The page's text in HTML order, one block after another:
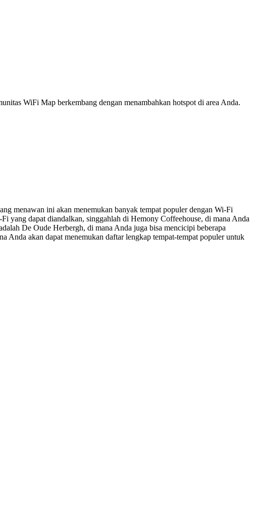
WiFi Map berkembang dengan menambahkan hotspot di area Anda.
menawan ini akan menemukan banyak tempat populer dengan Wi-Fi
yang dapat diandalkan, singgahlah di Hemony Coffeehouse, di mana Anda
De Oude Herbergh, di mana Anda juga bisa mencicipi beberapa
Anda akan dapat menemukan daftar lengkap tempat-tempat populer untuk